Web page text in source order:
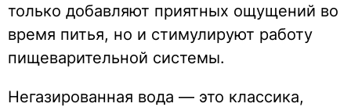
только добавляют приятных ощущений во
время питья, но и стимулируют работу
пищеварительной системы.
Негазированная вода — это классика,